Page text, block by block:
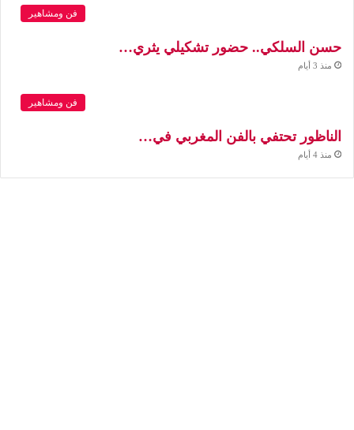
فن ومشاهير
حسن السلكي.. حضور تشكيلي يثري…
منذ 3 أيام
فن ومشاهير
الناظور تحتفي بالفن المغربي في…
منذ 4 أيام